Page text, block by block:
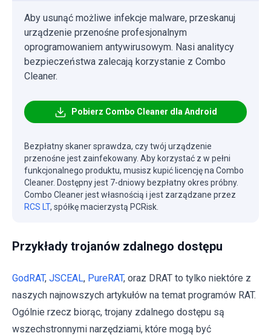
Aby usunąć możliwe infekcje malware, przeskanuj
urządzenie przenośne profesjonalnym
oprogramowaniem antywirusowym. Nasi analitycy
bezpieczeństwa zalecają korzystanie z Combo
Cleaner.
Pobierz Combo Cleaner dla Android
Bezpłatny skaner sprawdza, czy twój urządzenie
przenośne jest zainfekowany. Aby korzystać z w pełni
funkcjonalnego produktu, musisz kupić licencję na Combo
Cleaner. Dostępny jest 7-dniowy bezpłatny okres próbny.
Combo Cleaner jest własnością i jest zarządzane przez
RCS LT, spółkę macierzystą PCRisk.
Przykłady trojanów zdalnego dostępu
GodRAT, JSCEAL, PureRAT, oraz DRAT to tylko niektóre z
naszych najnowszych artykułów na temat programów RAT.
Ogólnie rzecz biorąc, trojany zdalnego dostępu są
wszechstronnymi narzędziami, które mogą być